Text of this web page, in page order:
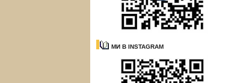
МИ В INSTAGRAM